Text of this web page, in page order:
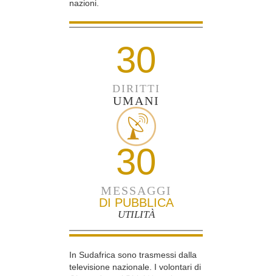
nazioni.
30
DIRITTI
UMANI
30
MESSAGGI
DI PUBBLICA
UTILITÀ
In Sudafrica sono trasmessi dalla
televisione nazionale. I volontari di